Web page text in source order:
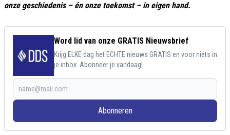
onze geschiedenis – én onze toekomst – in eigen hand.
Word lid van onze GRATIS Nieuwsbrief
Krijg ELKE dag het ECHTE nieuws GRATIS en voor niets in
je inbox. Abonneer je vandaag!
Abonneren